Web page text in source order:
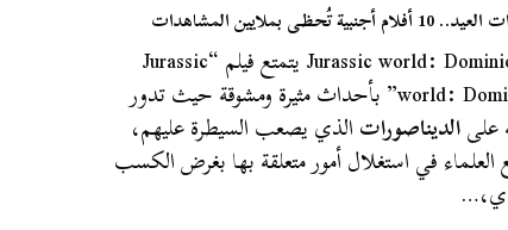
أجنبية تُحظى بملايين المشاهدات
…Jurassic world: Dominion يتمتع فيلم “Jurassic
world: Dominion” بأحداث مثيرة ومشوقة حيث تدور
علىالديناصوراتالذي يصعب السيطرة عليهم،
في استغلال أمور متعلقة بها بغرض الكسب